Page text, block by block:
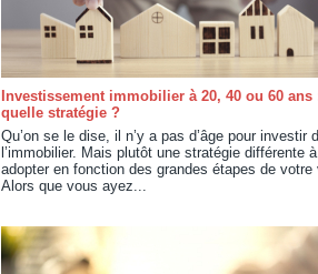
Investissement immobilier à 20, 40 ou 60 ans
quelle stratégie ?
Qu’on se le dise, il n’y a pas d’âge pour investir
l’immobilier. Mais plutôt une stratégie différente à
adopter en fonction des grandes étapes de votre
Alors que vous ayez...